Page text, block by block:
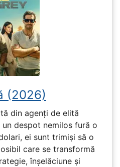
(2026)
din agenți de elită
despot nemilos fură o
ei sunt trimiși să o
care se transformă
înșelăciune și